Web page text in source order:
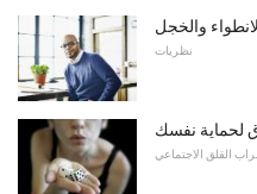
والخجل
نظريات
القلق الاجتماعي